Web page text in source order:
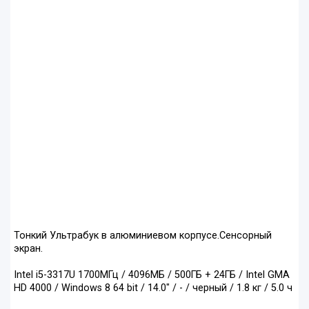
Тонкий Ультрабук в алюминиевом корпусе.Сенсорный
экран.
Intel i5-3317U 1700МГц / 4096МБ / 500ГБ + 24ГБ / Intel GMA
HD 4000 / Windows 8 64 bit / 14.0" / - / черный / 1.8 кг / 5.0 ч